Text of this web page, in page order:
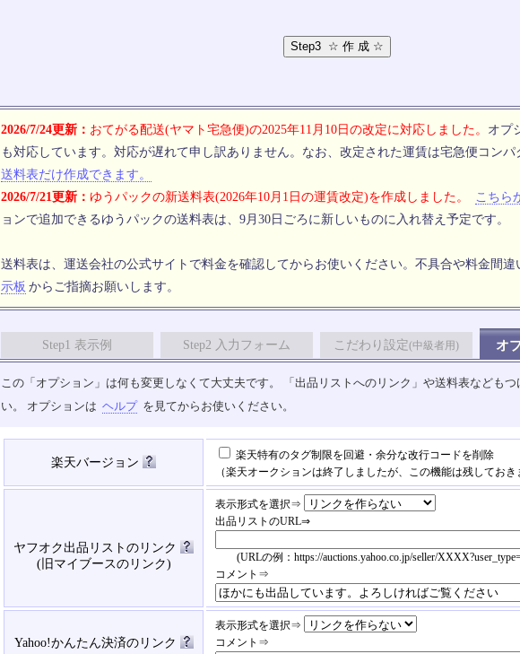
2026/7/24更新： おてがる配送(ヤマト宅急便)の2025年11月10日の改定に対応しました。 オプ
も対応しています。対応が遅れて申し訳ありません。なお、改定された運賃は宅急便コンパ
送料表だけ作成できます。
2026/7/21更新： ゆうパックの新送料表(2026年10月1日の運賃改定)を作成しました。 こちら
ョンで追加できるゆうパックの送料表は、9月30日ごろに新しいものに入れ替え予定です。
送料表は、運送会社の公式サイトで料金を確認してからお使いください。不具合や料金間違
示板 からご指摘お願いします。
Step1 表示例 Step2 入力フォーム こだわり設定(中級者用) オ
この「オプション」は何も変更しなくて大丈夫です。 「出品リストへのリンク」や送料表などもつ
い。 オプションは ヘルプ を見てからお使いください。
楽天バージョン
楽天特有のタグ制限を回避・余分な改行コードを削除
（楽天オークションは終了しましたが、この機能は残しておき
ヤフオク出品リストのリンク
(旧マイブースのリンク)
表示形式を選択⇒
出品リストのURL⇒
(URLの例：https://auctions.yahoo.co.jp/seller/
コメント⇒
Yahoo!かんたん決済のリンク
表示形式を選択⇒
コメント⇒